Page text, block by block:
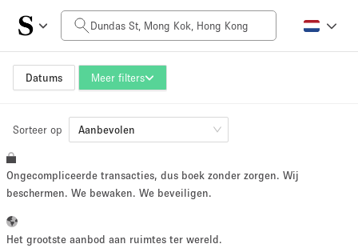
Datums Meer filters
Prijs per dag
HK$0
Grootte ruimte
100 sq ft 5000+ sq ft
~ 13 mensen
Sorteer op Aanbevolen
Ongecompliceerde transacties, dus boek zonder zorgen. Wij
beschermen. We bewaken. We beveiligen.
Het grootste aanbod aan ruimtes ter wereld.